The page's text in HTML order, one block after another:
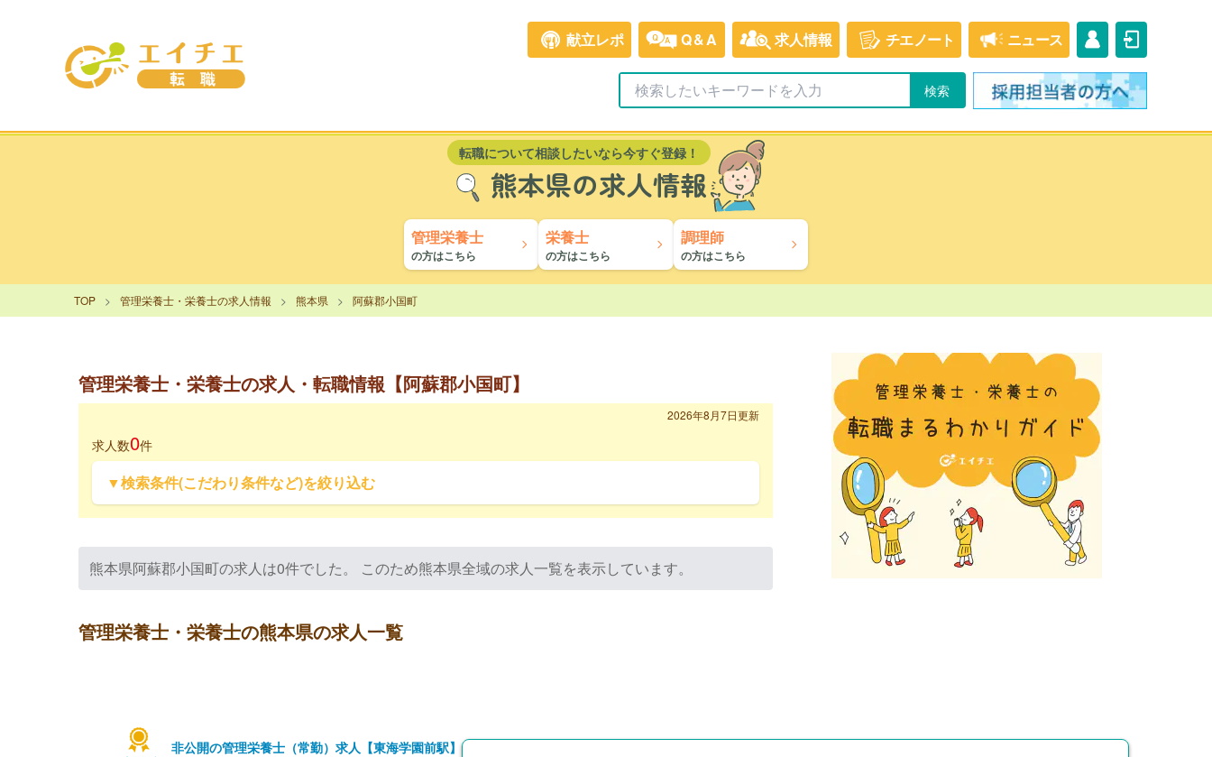
献立レポ Q&A 求人情報 チエノート ニュース
転職について相談したいなら今すぐ登録！
熊本県の求人情報
管理栄養士
の方はこちら
栄養士
の方はこちら
調理師
の方はこちら
TOP 管理栄養士・栄養士の求人情報 熊本県 阿蘇郡小国町
管理栄養士・栄養士の求人・転職情報【阿蘇郡小国町】
2026年8月7日更新
求人数0件
▼検索条件(こだわり条件など)を絞り込む
熊本県阿蘇郡小国町の求人は0件でした。 このため熊本県全域の求人一覧を表示しています。
管理栄養士・栄養士の熊本県の求人一覧
非公開の管理栄養士（常勤）求人【東海学園前駅】